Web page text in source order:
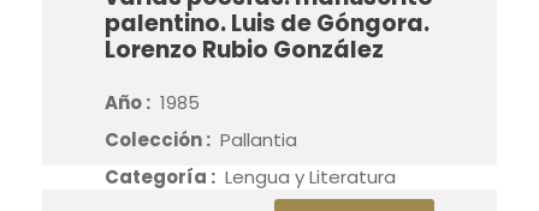
palentino. Luis de Góngora.
Lorenzo Rubio González
Año : 1985
Colección : Pallantia
Categoría : Lengua y Literatura